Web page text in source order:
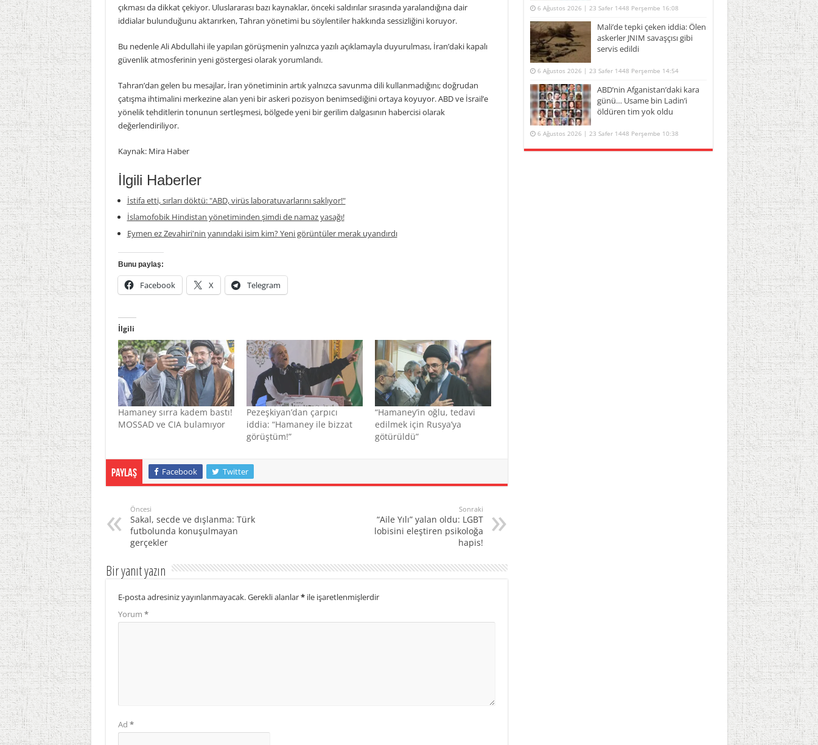
çıkması da dikkat çekiyor. Uluslararası bazı kaynaklar, önceki saldırılar sırasında yaralandığına dair
iddialar bulunduğunu aktarırken, Tahran yönetimi bu söylentiler hakkında sessizliğini koruyor.
Bu nedenle Ali Abdullahi ile yapılan görüşmenin yalnızca yazılı açıklamayla duyurulması, İran’daki kapalı
güvenlik atmosferinin yeni göstergesi olarak yorumlandı.
Tahran’dan gelen bu mesajlar, İran yönetiminin artık yalnızca savunma dili kullanmadığını; doğrudan
çatışma ihtimalini merkezine alan yeni bir askeri pozisyon benimsediğini ortaya koyuyor. ABD ve İsrail’e
yönelik tehditlerin tonunun sertleşmesi, bölgede yeni bir gerilim dalgasının habercisi olarak
değerlendiriliyor.
Kaynak: Mira Haber
İlgili Haberler
İstifa etti, sırları döktü: "ABD, virüs laboratuvarlarını saklıyor!"
İslamofobik Hindistan yönetiminden şimdi de namaz yasağı!
Eymen ez Zevahiri'nin yanındaki isim kim? Yeni görüntüler merak uyandırdı
Bunu paylaş:
Facebook X Telegram
İlgili
Hamaney sırra kadem bastı!
MOSSAD ve CIA bulamıyor
Pezeşkiyan’dan çarpıcı
iddia: “Hamaney ile bizzat
görüştüm!”
“Hamaney’in oğlu, tedavi
edilmek için Rusya’ya
götürüldü”
Paylaş Facebook Twitter
Öncesi
Sakal, secde ve dışlanma: Türk
futbolunda konuşulmayan
gerçekler
Sonraki
“Aile Yılı” yalan oldu: LGBT
lobisini eleştiren psikoloğa
hapis!
Bir yanıt yazın
E-posta adresiniz yayınlanmayacak.Gerekli alanlar*ile işaretlenmişlerdir
Yorum *
Ad *
6 Ağustos 2026 | 23 Safer 1448 Perşembe 16:08
Mali’de tepki çeken iddia: Ölen
askerler JNIM savaşçısı gibi
servis edildi
6 Ağustos 2026 | 23 Safer 1448 Perşembe 14:54
ABD’nin Afganistan’daki kara
günü… Usame bin Ladin’i
öldüren tim yok oldu
6 Ağustos 2026 | 23 Safer 1448 Perşembe 10:38